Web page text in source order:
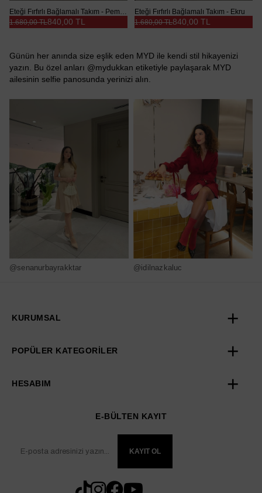
Eteği Fırfırlı Bağlamalı Takım - Pembe
840,00 TL
1.680,00 TL
Eteği Fırfırlı Bağlamalı Takım - Ekru
840,00 TL
1.680,00 TL
Günün her anında size eşlik eden MYD ile kendi stil hikayenizi
yazın. Bu özel anları @mydukkan etiketiyle paylaşarak MYD
ailesinin selfie panosunda yerinizi alın.
@senanurbayrakktar @idilnazkaluc
KURUMSAL
POPÜLER KATEGORİLER
HESABIM
E-BÜLTEN KAYIT
KAYIT OL